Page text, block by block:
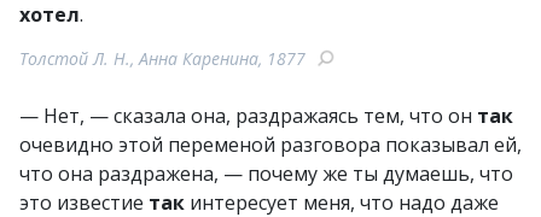
хотел.
Толстой Л. Н., Анна Каренина, 1877
— Нет, — сказала она, раздражаясь тем, что он так
очевидно этой переменой разговора показывал ей,
что она раздражена, — почему же ты думаешь, что
это известие так интересует меня, что надо даже